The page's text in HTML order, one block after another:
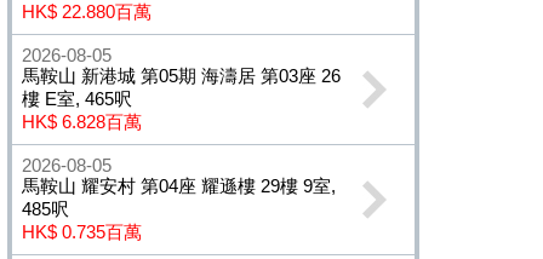
HK$ 22.880百萬
2026-08-05
馬鞍山 新港城 第05期 海濤居 第03座 26
樓 E室, 465呎
HK$ 6.828百萬
2026-08-05
馬鞍山 耀安村 第04座 耀遜樓 29樓 9室,
485呎
HK$ 0.735百萬